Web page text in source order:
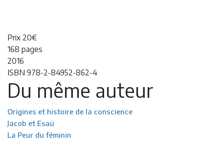
Prix 20€
168 pages
2016
ISBN 978-2-84952-862-4
Du même auteur
Origines et histoire de la conscience
Jacob et Esaü
La Peur du féminin